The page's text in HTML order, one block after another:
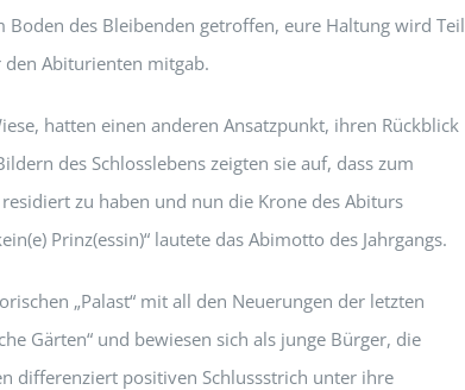
des Bleibenden getroffen, eure Haltung wird Teil
den Abiturienten mitgab.
hatten einen anderen Ansatzpunkt, ihren Rückblick
des Schlosslebens zeigten sie auf, dass zum
zu haben und nun die Krone des Abiturs
Prinz(essin)“ lautete das Abimotto des Jahrgangs.
„Palast“ mit all den Neuerungen der letzten
Gärten“ und bewiesen sich als junge Bürger, die
differenziert positiven Schlussstrich unter ihre